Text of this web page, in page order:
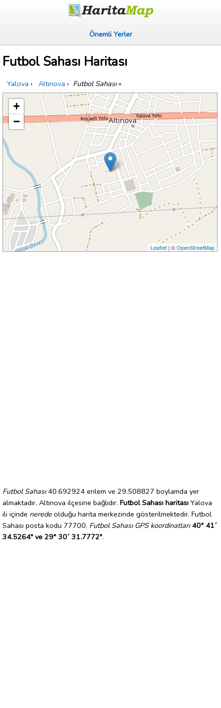
Önemli Yerler
Futbol Sahası Haritası
Yalova › Altınova › Futbol Sahası»
+
−
Leaflet| ©OpenStreetMap
Futbol Sahası40.692924 enlem ve 29.508827 boylamda yer
almaktadır. Altınova ilçesine bağlıdır. Futbol Sahası haritası Yalova
ili içinde nerede olduğu harita merkezinde gösterilmektedir. Futbol
Sahası posta kodu 77700. Futbol Sahası GPS koordinatları 40° 41´
34.5264" ve 29° 30´ 31.7772".